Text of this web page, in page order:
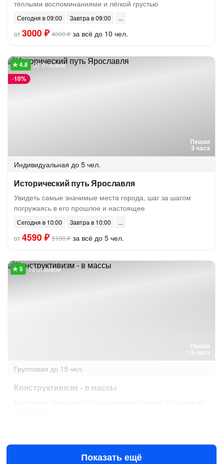
тёплыми воспоминаниями и лёгкой грустью
Сегодня в 09:00
Завтра в 09:00
от3000 ₽ 4000 ₽ за всё до 10 чел.
Пешая
3 часа
-10%
37 отзывов
Индивидуальная до 5 чел.
Исторический путь Ярославля
Увидеть самые значимые места города, шаг за шагом
погружаясь в его прошлое и настоящее
Сегодня в 10:00
Завтра в 10:00
от4590 ₽ 5100 ₽ за всё до 5 чел.
Пешая
1.5 часа
13 отзывов
Групповая до 15 чел.
Конструктивизм - в массы
670 ₽за человека
Показать ещё